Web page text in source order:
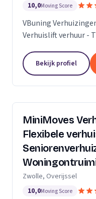
10,0Moving Score
VBuning
Verhuislift verhuur -
Bekijk profiel
MiniMoves
Flexibele
Zwolle, Overijssel
10,0Moving Score